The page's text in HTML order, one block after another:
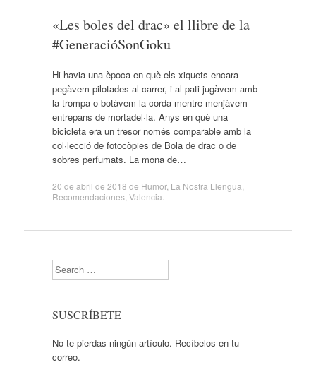
«Les boles del drac» el llibre de la
#GeneracióSonGoku
Hi havia una època en què els xiquets encara
pegàvem pilotades al carrer, i al pati jugàvem amb
la trompa o botàvem la corda mentre menjàvem
entrepans de mortadel·la. Anys en què una
bicicleta era un tresor només comparable amb la
col·lecció de fotocòpies de Bola de drac o de
sobres perfumats. La mona de…
20 de abril de 2018 de Humor, La Nostra Llengua
Recomendaciones, Valencia
Search
SUSCRÍBETE
No te pierdas ningún artículo. Recíbelos en tu
correo.